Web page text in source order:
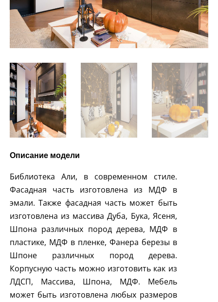
Описание модели
Библиотека Али, в современном стиле.
Фасадная часть изготовлена из МДФ в
эмали. Также фасадная часть может быть
изготовлена из массива Дуба, Бука, Ясеня,
Шпона различных пород дерева, МДФ в
пластике, МДФ в пленке, Фанера березы в
Шпоне различных пород дерева.
Корпусную часть можно изготовить как из
ЛДСП, Массива, Шпона, МДФ. Мебель
может быть изготовлена любых размеров